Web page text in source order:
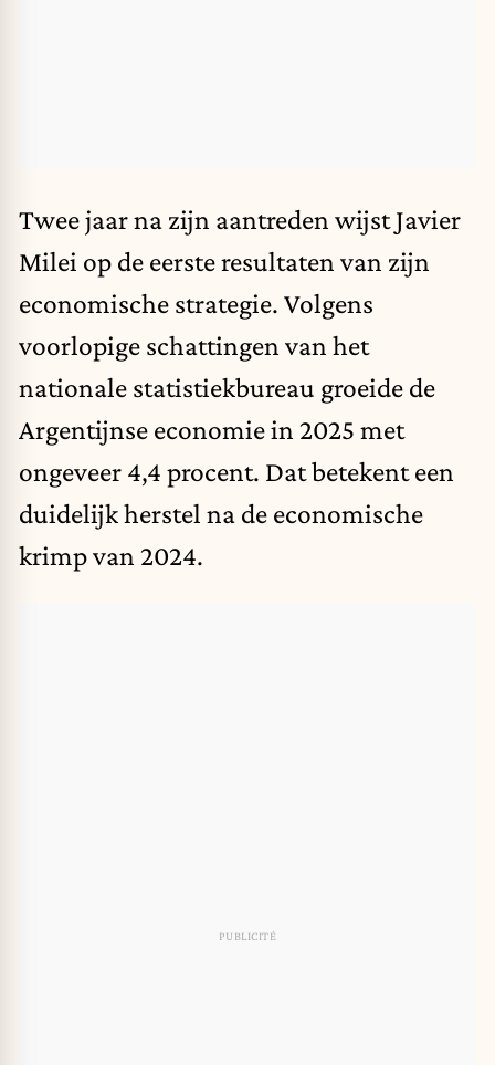
Twee jaar na zijn aantreden wijst Javier
Milei op de eerste resultaten van zijn
economische strategie. Volgens
voorlopige schattingen van het
nationale statistiekbureau groeide de
Argentijnse economie in 2025 met
ongeveer 4,4 procent. Dat betekent een
duidelijk herstel na de economische
krimp van 2024.